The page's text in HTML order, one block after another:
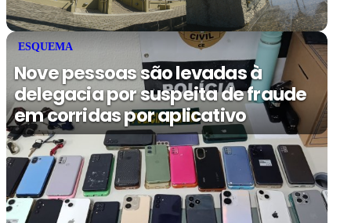
ESQUEMA
Nove pessoas são levadas à
delegacia por suspeita de fraude
em corridas por aplicativo